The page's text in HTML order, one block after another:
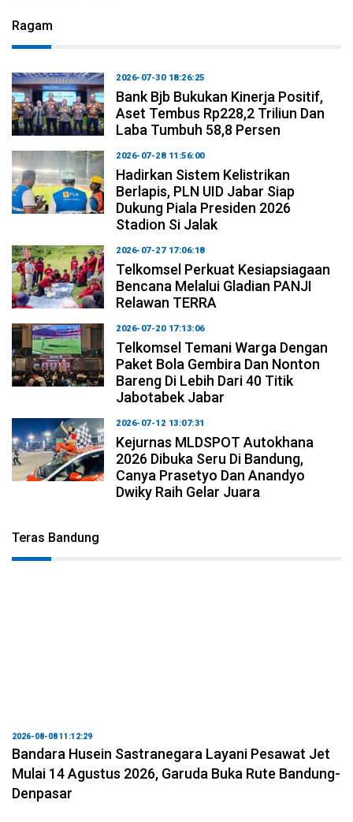
Ragam
2026-07-30 18:26:25
Bank Bjb Bukukan Kinerja Positif,
Aset Tembus Rp228,2 Triliun Dan
Laba Tumbuh 58,8 Persen
2026-07-28 11:56:00
Hadirkan Sistem Kelistrikan
Berlapis, PLN UID Jabar Siap
Dukung Piala Presiden 2026
Stadion Si Jalak
2026-07-27 17:06:18
Telkomsel Perkuat Kesiapsiagaan
Bencana Melalui Gladian PANJI
Relawan TERRA
2026-07-20 17:13:06
Telkomsel Temani Warga Dengan
Paket Bola Gembira Dan Nonton
Bareng Di Lebih Dari 40 Titik
Jabotabek Jabar
2026-07-12 13:07:31
Kejurnas MLDSPOT Autokhana
2026 Dibuka Seru Di Bandung,
Canya Prasetyo Dan Anandyo
Dwiky Raih Gelar Juara
Teras Bandung
2026-08-08 11:12:29
Bandara Husein Sastranegara Layani Pesawat Jet
Mulai 14 Agustus 2026, Garuda Buka Rute Bandung-
Denpasar